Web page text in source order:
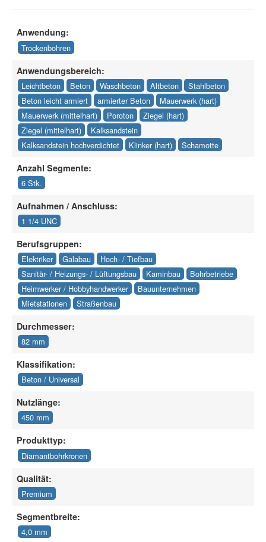
Anwendung:
Trockenbohren
Anwendungsbereich:
Leichtbeton Beton Waschbeton Altbeton
Stahlbeton
Beton leicht armiert
armierter Beton
Mauerwerk (hart)
Mauerwerk (mittelhart)
Poroton
Ziegel (hart)
Ziegel (mittelhart)
Kalksandstein
Kalksandstein hochverdichtet
Klinker (hart) Schamotte
Anzahl Segmente:
6 Stk.
Aufnahmen / Anschluss:
1 1/4 UNC
Berufsgruppen:
Elektriker Galabau
Hoch- / Tiefbau
Sanitär- / Heizungs- / Lüftungsbau
Kaminbau
Bohrbetriebe
Heimwerker / Hobbyhandwerker
Bauunternehmen
Mietstationen
Straßenbau
Durchmesser:
82 mm
Klassifikation:
Beton / Universal
Nutzlänge:
450 mm
Produkttyp:
Diamantbohrkronen
Qualität:
Premium
Segmentbreite:
4,0 mm